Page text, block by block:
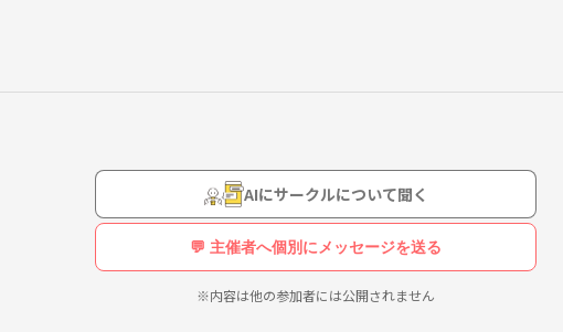
軽に参加していただけると嬉しいです！
でも興味ある方のみの参加でお願いします。
AIにサークルについて聞く
💬 主催者へ個別にメッセージを送る
※内容は他の参加者には公開されません